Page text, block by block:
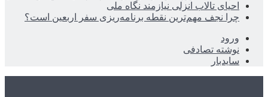
احیای تالاب انزلی نیازمند نگاه ملی
چرا نجف مهم‌ترین نقطه برنامه‌ریزی سفر اربعین است؟
ورود
نوشته تصادفی
سایدبار